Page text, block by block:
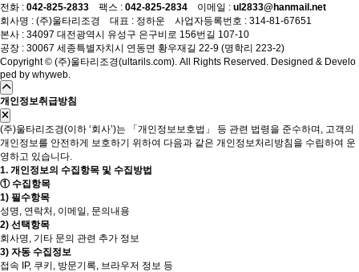
전화 : 042-825-2833 팩스 : 042-825-2834 이메일 : ul2833@hanmail.net
회사명 : (주)울타리조경 대표 : 정하운 사업자등록번호 : 314-81-67651
본사 : 34097 대전광역시 유성구 은구비로 156번길 107-10
공장 : 30067 세종특별자치시 연동면 황우재길 22-9 (명학리 223-2)
Copyright © (주)울타리조경(ultarils.com). All Rights Reserved. Designed & Develo
ped by whyweb
개인정보취급방침
(주)울타리조경(이하 ‘회사’)는 「개인정보보호법」 등 관련 법령을 준수하며, 고객의
개인정보를 안전하게 보호하기 위하여 다음과 같은 개인정보처리방침을 수립하여 운
영하고 있습니다.
1. 개인정보의 수집항목 및 수집방법
① 수집항목
1) 필수항목
성명, 연락처, 이메일, 문의내용
2) 선택항목
회사명, 기타 문의 관련 추가 정보
3) 자동 수집정보
접속 IP, 쿠키, 방문기록, 브라우저 정보 등